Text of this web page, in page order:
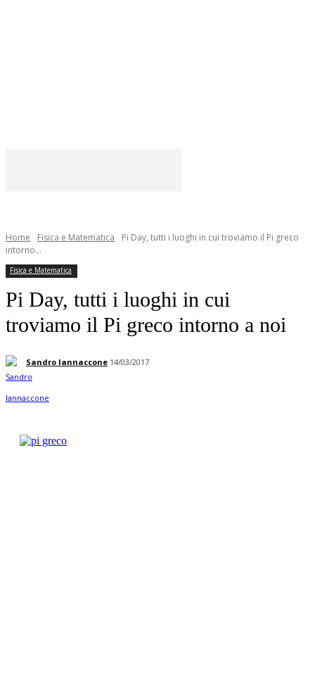
Home Fisica e Matematica
Pi Day, tutti i luoghi in cui troviamo il Pi greco
intorno...
Fisica e Matematica
Pi Day, tutti i luoghi in cui
troviamo il Pi greco intorno a noi
Sandro Iannaccone 14/03/2017
Facebook